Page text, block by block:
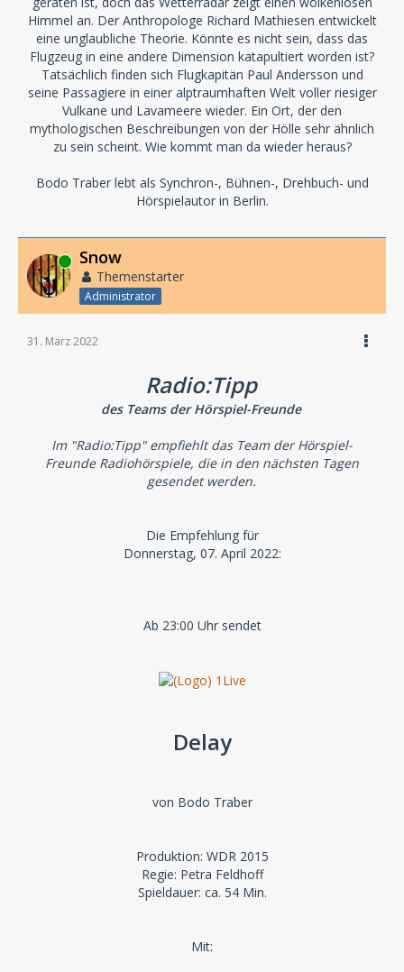
Himmel an. Der Anthropologe Richard Mathiesen entwickelt
eine unglaubliche Theorie. Könnte es nicht sein, dass das
Flugzeug in eine andere Dimension katapultiert worden ist?
Tatsächlich finden sich Flugkapitän Paul Andersson und
seine Passagiere in einer alptraumhaften Welt voller riesiger
Vulkane und Lavameere wieder. Ein Ort, der den
mythologischen Beschreibungen von der Hölle sehr ähnlich
zu sein scheint. Wie kommt man da wieder heraus?
Bodo Traber lebt als Synchron-, Bühnen-, Drehbuch- und
Hörspielautor in Berlin.
Online Snow
Themenstarter
Administrator
31. März 2022
Radio:Tipp
des Teams der Hörspiel-Freunde
Im "Radio:Tipp" empfiehlt das Team der Hörspiel-
Freunde Radiohörspiele, die in den nächsten Tagen
gesendet werden.
Die Empfehlung für
Donnerstag, 07. April 2022:
Ab 23:00 Uhr sendet
Delay
von Bodo Traber
Produktion: WDR 2015
Regie: Petra Feldhoff
Spieldauer: ca. 54 Min.
Mit: